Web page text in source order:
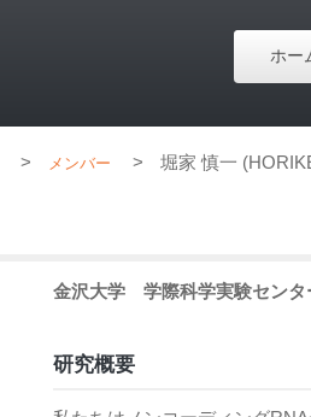
ホー
> メンバー > 堀家 慎一
金沢大学 学際科学実験センタ
研究概要